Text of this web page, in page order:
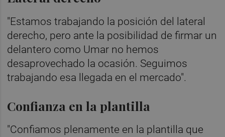
"Estamos trabajando la posición del lateral
derecho, pero ante la posibilidad de firmar un
delantero como Umar no hemos
desaprovechado la ocasión. Seguimos
trabajando esa llegada en el mercado".
Confianza en la plantilla
"Confiamos plenamente en la plantilla que